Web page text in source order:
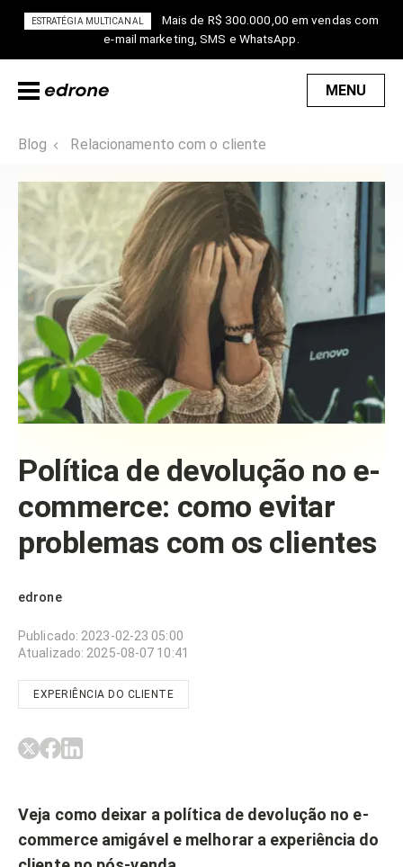
ESTRATÉGIA MULTICANAL
Mais de R$ 300.000,00 em vendas com
e-mail marketing, SMS e WhatsApp.
MENU
Blog Relacionamento com o cliente
Política de devolução no e-
commerce: como evitar
problemas com os clientes
edrone
Publicado: 2023-02-23 05:00
Atualizado: 2025-08-07 10:41
EXPERIÊNCIA DO CLIENTE
Veja como deixar a política de devolução no e-
commerce amigável e melhorar a experiência do